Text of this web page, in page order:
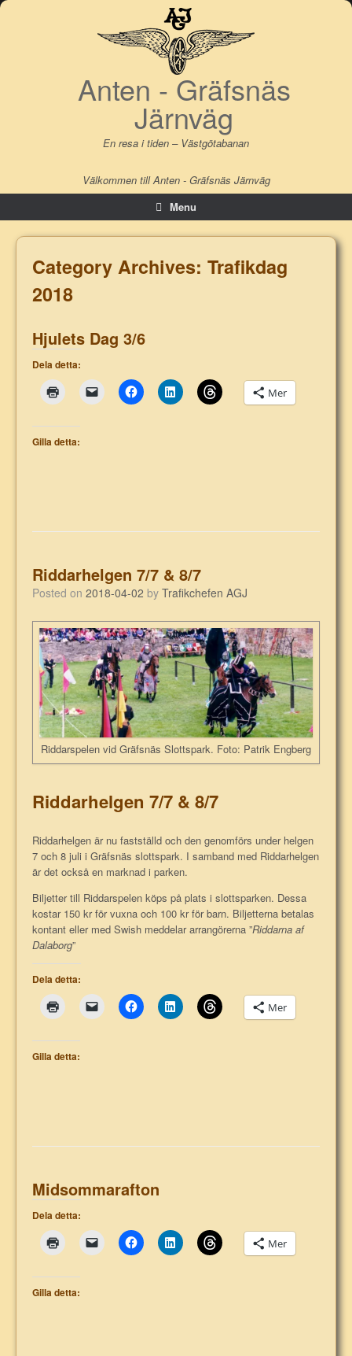
Skip
Anten - Gräfsnäs
Järnväg
En resa i tiden – Västgötabanan
Välkommen till Anten - Gräfsnäs Järnväg
Menu
Category Archives: Trafikdag
2018
Hjulets Dag 3/6
Dela detta:
Mer
Gilla detta:
Riddarhelgen 7/7 & 8/7
Posted on 2018-04-02 by Trafikchefen AGJ
Riddarspelen vid Gräfsnäs Slottspark. Foto: Patrik Engberg
Riddarhelgen 7/7 & 8/7
Riddarhelgen är nu fastställd och den genomförs under helgen
7 och 8 juli i Gräfsnäs slottspark. I samband med Riddarhelgen
är det också en marknad i parken.
Biljetter till Riddarspelen köps på plats i slottsparken. Dessa
kostar 150 kr för vuxna och 100 kr för barn. Biljetterna betalas
kontant eller med Swish meddelar arrangörerna ”Riddarna af
Dalaborg”
Dela detta:
Mer
Gilla detta:
Midsommarafton
Dela detta:
Mer
Gilla detta: